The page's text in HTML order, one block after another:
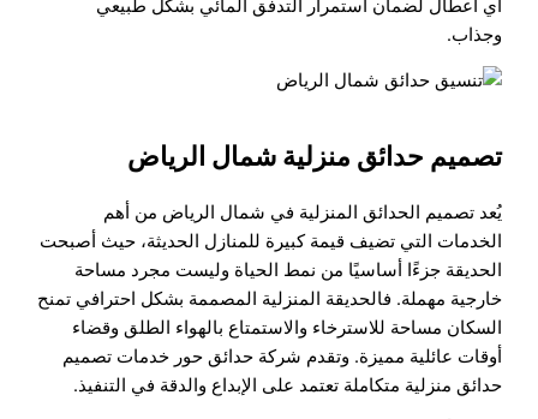
أي أعطال لضمان استمرار التدفق المائي بشكل طبيعي
وجذاب.
تصميم حدائق منزلية شمال الرياض
يُعد تصميم الحدائق المنزلية في شمال الرياض من أهم
الخدمات التي تضيف قيمة كبيرة للمنازل الحديثة، حيث أصبحت
الحديقة جزءًا أساسيًا من نمط الحياة وليست مجرد مساحة
خارجية مهملة. فالحديقة المنزلية المصممة بشكل احترافي تمنح
السكان مساحة للاسترخاء والاستمتاع بالهواء الطلق وقضاء
أوقات عائلية مميزة. وتقدم شركة حدائق حور خدمات تصميم
حدائق منزلية متكاملة تعتمد على الإبداع والدقة في التنفيذ.